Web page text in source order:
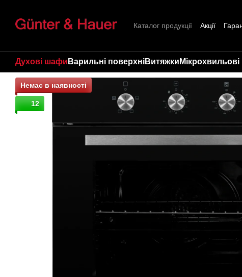
Каталог продукції Акції
Духові шафи Варильні поверхніВитяжки Мікрохвильові
Немає в наявності
12